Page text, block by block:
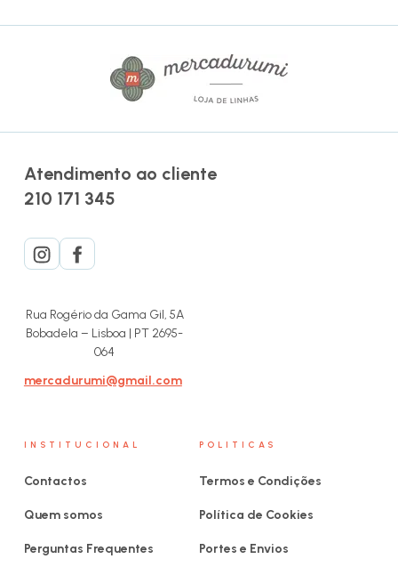
Atendimento ao cliente
210 171 345
Rua Rogério da Gama Gil, 5A
Bobadela – Lisboa | PT 2695-
064
mercadurumi@gmail.com
INSTITUCIONAL
Contactos
Quem somos
Perguntas Frequentes
POLITICAS
Termos e Condições
Política de Cookies
Portes e Envios